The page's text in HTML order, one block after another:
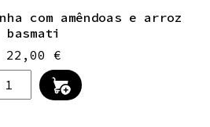
com amêndoas e arroz
basmati
22,00 €